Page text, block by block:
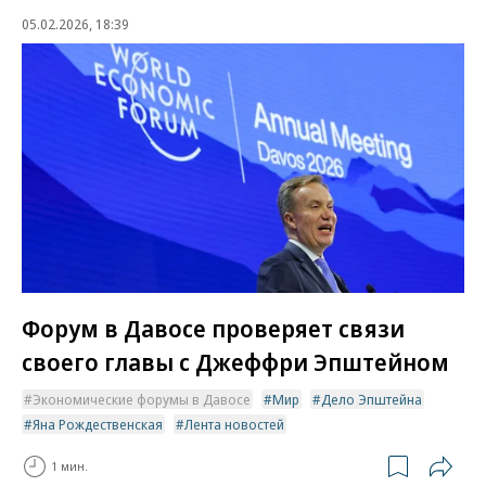
05.02.2026, 18:39
Форум в Давосе проверяет связи
своего главы с Джеффри Эпштейном
Экономические форумы в Давосе Мир
Дело Эпштейна
Яна Рождественская
Лента новостей
1 мин.